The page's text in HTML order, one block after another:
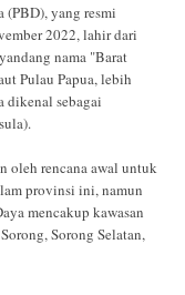
(PBD), yang resmi
2022, lahir dari
nama "Barat
Pulau Papua, lebih
dikenal sebagai
oleh rencana awal untuk
provinsi ini, namun
mencakup kawasan
Sorong Selatan,